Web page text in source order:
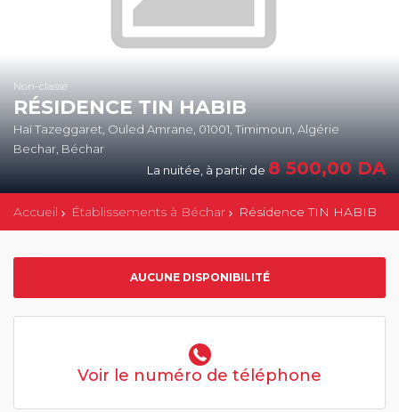
Non-classé
RÉSIDENCE TIN HABIB
Haï Tazeggaret, Ouled Amrane, 01001, Timimoun, Algérie
Bechar, Béchar
La nuitée, à partir de 8 500,00 DA
Accueil Établissements à Béchar Résidence TIN HABIB
AUCUNE DISPONIBILITÉ
Voir le numéro de téléphone